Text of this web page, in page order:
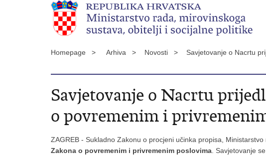
Homepage > Arhiva > Novosti > Savjetovanje o Nacrtu
Savjetovanje o Nacrtu
o povremenim i
ZAGREB - Sukladno Zakonu o procjeni učinka propisa,
Zakona o povremenim i privremenim poslovima . Savjetovanje